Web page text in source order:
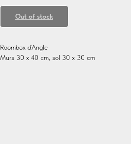
Out of stock
Roombox d’Angle
Murs 30 x 40 cm, sol 30 x 30 cm